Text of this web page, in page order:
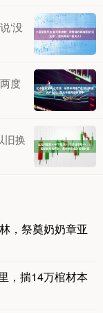
‘没
度
旧换
，祭奠奶奶章亚
，揣14万棺材本